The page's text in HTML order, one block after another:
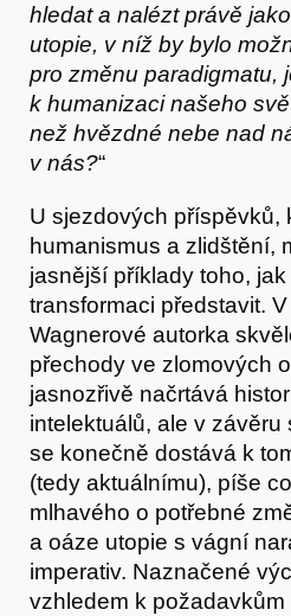
hledat a nalézt právě
utopie, v níž by bylo
pro změnu paradigmatu,
k humanizaci našeho
než hvězdné nebe nad
v nás?“
U sjezdových příspěvků,
humanismus a zlidštění,
jasnější příklady toho,
transformaci představit.
Wagnerové autorka
přechody ve zlomových
jasnozřivě načrtává
intelektuálů, ale v
se konečně dostává k
(tedy aktuálnímu), píše
mlhavého o potřebné
a oáze utopie s vágní
imperativ. Naznačené
vzhledem k požadavkům